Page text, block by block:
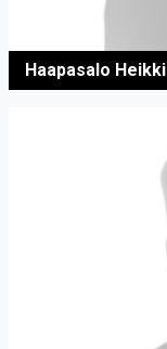
Haapasalo Heikki